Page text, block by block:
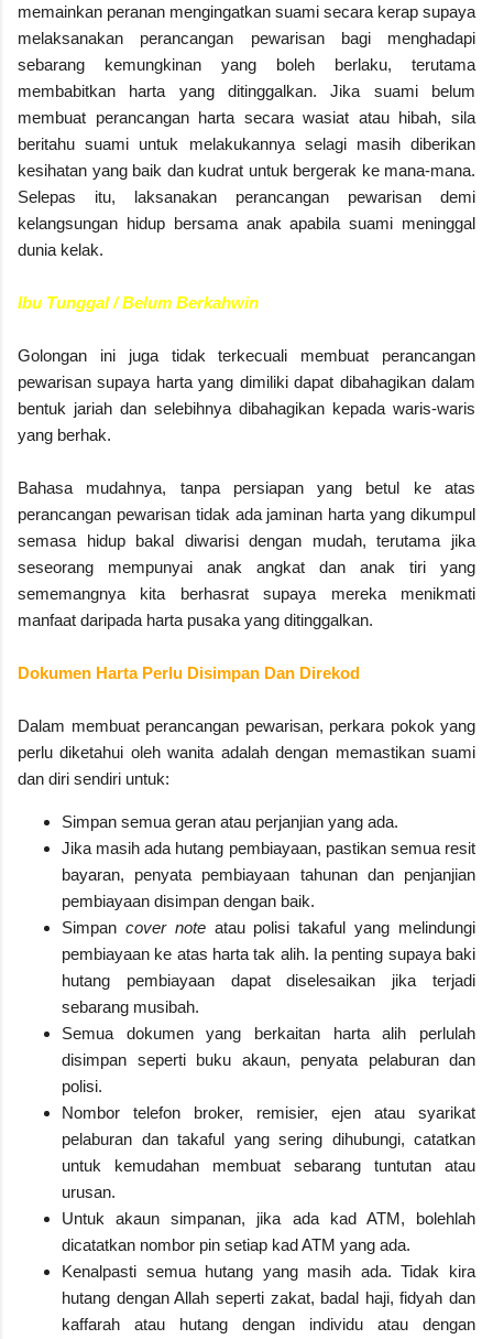
memainkan peranan mengingatkan suami secara kerap supaya
melaksanakan perancangan pewarisan bagi menghadapi
sebarang kemungkinan yang boleh berlaku, terutama
membabitkan harta yang ditinggalkan. Jika suami belum
membuat perancangan harta secara wasiat atau hibah, sila
beritahu suami untuk melakukannya selagi masih diberikan
kesihatan yang baik dan kudrat untuk bergerak ke mana-mana.
Selepas itu, laksanakan perancangan pewarisan demi
kelangsungan hidup bersama anak apabila suami meninggal
dunia kelak.
Ibu Tunggal / Belum Berkahwin
Golongan ini juga tidak terkecuali membuat perancangan
pewarisan supaya harta yang dimiliki dapat dibahagikan dalam
bentuk jariah dan selebihnya dibahagikan kepada waris-waris
yang berhak.
Bahasa mudahnya, tanpa persiapan yang betul ke atas
perancangan pewarisan tidak ada jaminan harta yang dikumpul
semasa hidup bakal diwarisi dengan mudah, terutama jika
seseorang mempunyai anak angkat dan anak tiri yang
sememangnya kita berhasrat supaya mereka menikmati
manfaat daripada harta pusaka yang ditinggalkan.
Dokumen Harta Perlu Disimpan Dan Direkod
Dalam membuat perancangan pewarisan, perkara pokok yang
perlu diketahui oleh wanita adalah dengan memastikan suami
dan diri sendiri untuk:
Simpan semua geran atau perjanjian yang ada.
Jika masih ada hutang pembiayaan, pastikan semua resit
bayaran, penyata pembiayaan tahunan dan penjanjian
pembiayaan disimpan dengan baik.
Simpan cover noteatau polisi takaful yang melindungi
pembiayaan ke atas harta tak alih. Ia penting supaya baki
hutang pembiayaan dapat diselesaikan jika terjadi
sebarang musibah.
Semua dokumen yang berkaitan harta alih perlulah
disimpan seperti buku akaun, penyata pelaburan dan
polisi.
Nombor telefon broker, remisier, ejen atau syarikat
pelaburan dan takaful yang sering dihubungi, catatkan
untuk kemudahan membuat sebarang tuntutan atau
urusan.
Untuk akaun simpanan, jika ada kad ATM, bolehlah
dicatatkan nombor pin setiap kad ATM yang ada.
Kenalpasti semua hutang yang masih ada. Tidak kira
hutang dengan Allah seperti zakat, badal haji, fidyah dan
kaffarah atau hutang dengan individu atau dengan